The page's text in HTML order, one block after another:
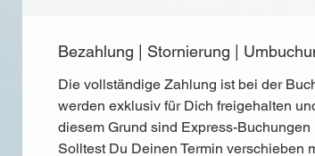
Bezahlung | Stornierung |
Die vollständige Zahlung ist bei der
werden exklusiv für Dich freigehalten
diesem Grund sind Express-
Solltest Du Deinen Termin verschieben